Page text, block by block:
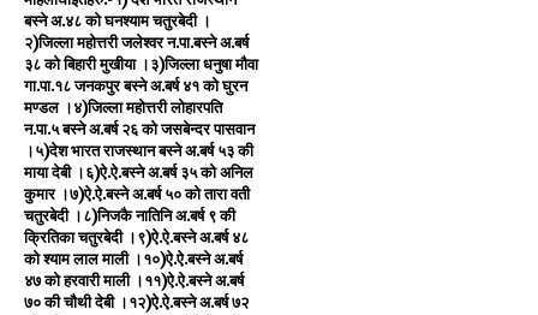
बस्ने अ.४८ को घनश्याम चतुरबेदी ।
२)जिल्ला महोत्तरी जलेश्वर न.पा.बस्ने अ.बर्ष
३८ को बिहारी मुखीया ।३)जिल्ला धनुषा मौवा
गा.पा.१८ जनकपुर बस्ने अ.बर्ष ४१ को घुरन
मण्डल ।४)जिल्ला महोत्तरी लोहारपति
न.पा.५ बस्ने अ.बर्ष २६ को जसबेन्दर पासवान
।५)देश भारत राजस्थान बस्ने अ.बर्ष ५३ की
माया देबी ।६)ऐ.ऐ.बस्ने अ.बर्ष ३५ को अनिल
कुमार ।७)ऐ.ऐ.बस्ने अ.बर्ष ५० को तारा वती
चतुरबेदी ।८)निजकै नातिनि अ.बर्ष ९ की
क्रितिका चतुरबेदी ।९)ऐ.ऐ.बस्ने अ.बर्ष ४८
को श्याम लाल माली ।१०)ऐ.ऐ.बस्ने अ.बर्ष
४७ को हरवारी माली ।११)ऐ.ऐ.बस्ने अ.बर्ष
७० की चौथी देबी ।१२)ऐ.ऐ.बस्ने अ.बर्ष ७२